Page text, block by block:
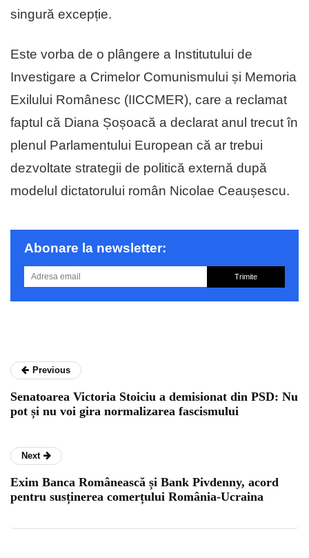
singură excepție.
Este vorba de o plângere a Institutului de
Investigare a Crimelor Comunismului și Memoria
Exilului Românesc (IICCMER), care a reclamat
faptul că Diana Șoșoacă a declarat anul trecut în
plenul Parlamentului European că ar trebui
dezvoltate strategii de politică externă după
modelul dictatorului român Nicolae Ceaușescu.
Abonare la newsletter:
Trimite
Previous
Senatoarea Victoria Stoiciu a demisionat din PSD: Nu
pot și nu voi gira normalizarea fascismului
Next
Exim Banca Românească și Bank Pivdenny, acord
pentru susținerea comerțului România-Ucraina